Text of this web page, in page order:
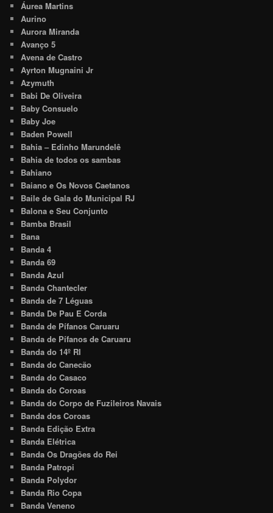
Áurea Martins
Aurino
Aurora Miranda
Avanço 5
Avena de Castro
Ayrton Mugnaini Jr
Azymuth
Babi De Oliveira
Baby Consuelo
Baby Joe
Baden Powell
Bahia – Edinho Marundelê
Bahia de todos os sambas
Bahiano
Baiano e Os Novos Caetanos
Baile de Gala do Municipal RJ
Balona e Seu Conjunto
Bamba Brasil
Bana
Banda 4
Banda 69
Banda Azul
Banda Chantecler
Banda de 7 Léguas
Banda De Pau E Corda
Banda de Pífanos Caruaru
Banda de Pífanos de Caruaru
Banda do 14º RI
Banda do Canecão
Banda do Casaco
Banda do Coroas
Banda do Corpo de Fuzileiros Navais
Banda dos Coroas
Banda Edição Extra
Banda Elétrica
Banda Os Dragões do Rei
Banda Patropi
Banda Polydor
Banda Rio Copa
Banda Veneno